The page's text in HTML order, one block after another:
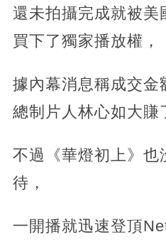
還未拍攝完成就被美
買下了獨家播放權，
據內幕消息稱成交金
總制片人林心如大賺
不過《華燈初上》也
待，
一開播就迅速登頂